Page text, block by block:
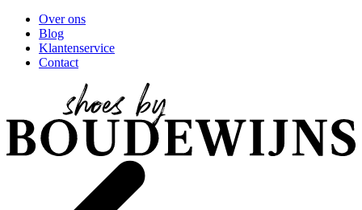
Over ons
Blog
Klantenservice
Contact